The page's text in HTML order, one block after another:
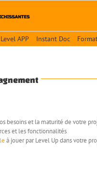
Level APP Instant Doc
besoins et la maturité de votre
et les fonctionnalités
à jouer par Level Up dans votre